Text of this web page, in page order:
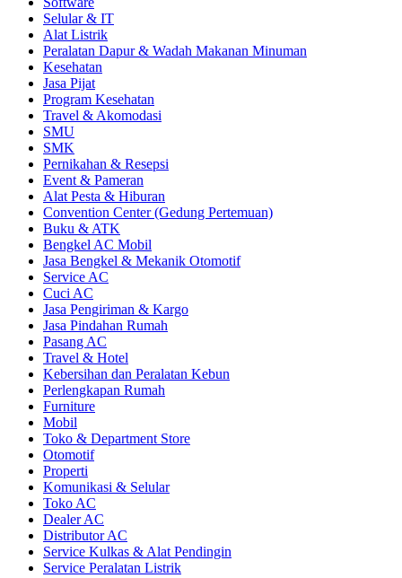
Selular & IT
Alat Listrik
Peralatan Dapur & Wadah Makanan Minuman
Kesehatan
Jasa Pijat
Program Kesehatan
Travel & Akomodasi
SMU
SMK
Pernikahan & Resepsi
Event & Pameran
Alat Pesta & Hiburan
Convention Center (Gedung Pertemuan)
Buku & ATK
Bengkel AC Mobil
Jasa Bengkel & Mekanik Otomotif
Service AC
Cuci AC
Jasa Pengiriman & Kargo
Jasa Pindahan Rumah
Pasang AC
Travel & Hotel
Kebersihan dan Peralatan Kebun
Perlengkapan Rumah
Furniture
Mobil
Toko & Department Store
Otomotif
Properti
Komunikasi & Selular
Toko AC
Dealer AC
Distributor AC
Service Kulkas & Alat Pendingin
Service Peralatan Listrik